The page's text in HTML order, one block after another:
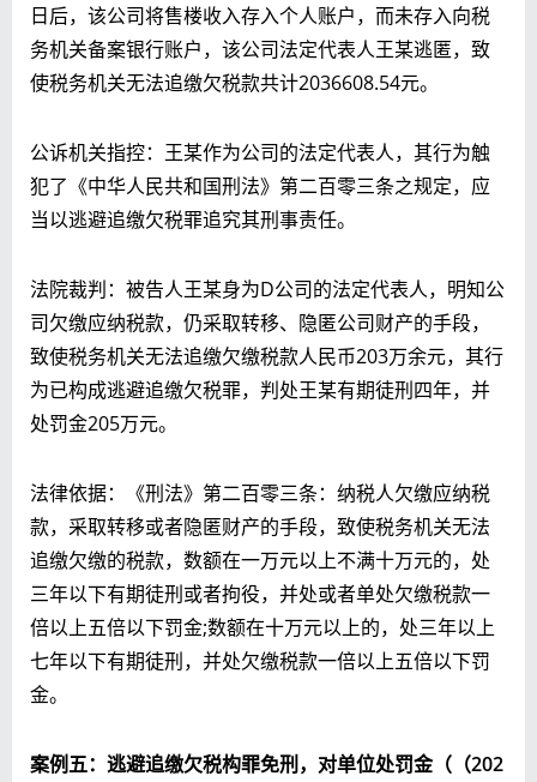
日后，该公司将售楼收入存入个人账户，而未存入向税
务机关备案银行账户，该公司法定代表人王某逃匿，致
使税务机关无法追缴欠税款共计2036608.54元。
公诉机关指控：王某作为公司的法定代表人，其行为触
犯了《中华人民共和国刑法》第二百零三条之规定，应
当以逃避追缴欠税罪追究其刑事责任。
法院裁判：被告人王某身为D公司的法定代表人， 明知公
司欠缴应纳税款，仍采取转移、隐匿公司财产的手段，
致使税务机关无法追缴欠缴税款人民币203万余元，其行
为已构成逃避追缴欠税罪，判处王某有期徒刑四年，并
处罚金205万元。
法律依据：《刑法》第二百零三条：纳税人欠缴应纳税
款，采取转移或者隐匿财产的手段，致使税务机关无法
追缴欠缴的税款，数额在一万元以上不满十万元的，处
三年以下有期徒刑或者拘役，并处或者单处欠缴税款一
倍以上五倍以下罚金;数额在十万元以上的，处三年以上
七年以下有期徒刑，并处欠缴税款一倍以上五倍以下罚
金。
案例五：逃避追缴欠税构罪免刑，对单位处罚金（（202